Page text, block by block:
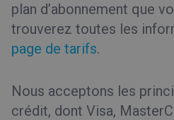
plan d’abonnement que
trouverez toutes les
page de tarifs.
Nous acceptons les
crédit, dont Visa,